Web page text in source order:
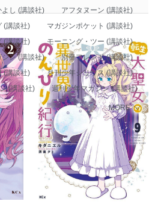
よし (講談社)
アフタヌーン (講談社)
(講談社)
マガジンポケット (講談社)
(講談社)
モーニング・ツー (講談社)
ン (講談社)
別冊フレンド (講談社)
(講談社)
月刊少年シリウス (講談社)
(講談社)
週刊少年マガジン (講談社)
MORE